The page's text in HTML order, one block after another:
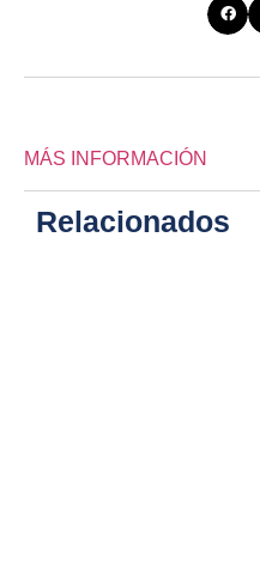
MÁS INFORMACIÓN
Relacionados